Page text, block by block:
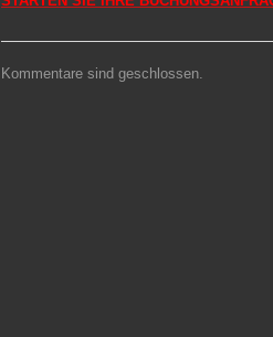
Kommentare sind geschlossen.